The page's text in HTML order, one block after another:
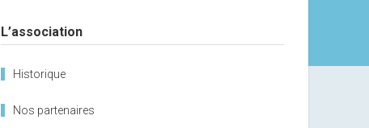
L’association
Historique
Nos partenaires